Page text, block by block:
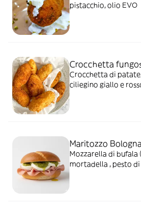
pistacchio, olio EVO
Crocchetta
Crocchetta di
ciliegino giallo e
Maritozzo Bologna
Mozzarella di bufala
mortadella , pesto